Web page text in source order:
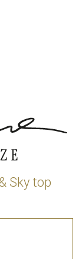
Sky top